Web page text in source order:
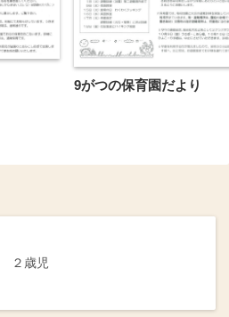
9がつの保育園だより
２歳児